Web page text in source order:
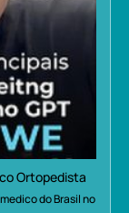
Ortopedista
do Brasil no